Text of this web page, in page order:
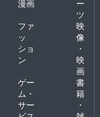
漫画
ー
ツ
ファ
ッ
ショ
ン
映
像
・
映
画
ゲー
ム・
サー
書
籍
・